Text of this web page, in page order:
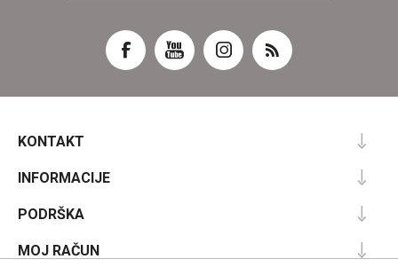
KONTAKT
INFORMACIJE
PODRŠKA
MOJ RAČUN